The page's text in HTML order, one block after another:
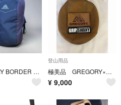
GREGORY BORDER 35 バックパック ブラック 大容量 キャンプ
登山用品
極美品 GREGORY×グリップスワニー コラボ シェラカップケース コヨーテ
¥ 9,000